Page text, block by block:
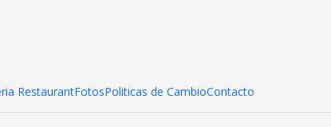
RestaurantFotosPoliticas de CambioContacto